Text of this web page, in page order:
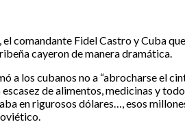
comandante Fidel Castro y Cuba
cayeron de manera dramática.
a los cubanos no a “abrocharse el
de alimentos, medicinas y
en rigurosos dólares…, esos